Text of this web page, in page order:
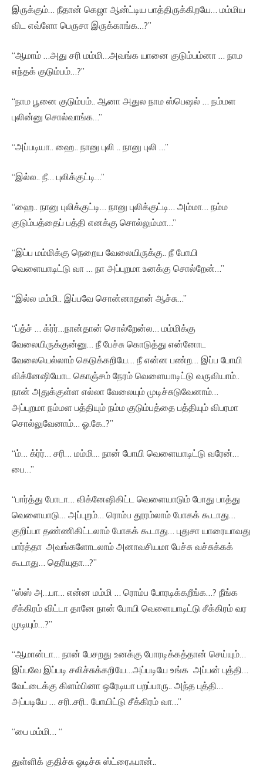
இருக்கும்… நீதான் கெஜா ஆன்ட்டிய பாத்திருக்கிறயே… மம்மிய
விட எவ்ளோ பெருசா இருக்காங்க…?”
“ஆமாம் …அது சரி மம்மி…அவங்க யானை குடும்பம்னா … நாம
எந்தக் குடும்பம்…?”
“நாம பூனை குடும்பம்.. ஆனா அதுல நாம ஸ்பெஷல் … நம்மள
புலின்னு சொல்வாங்க…”
“அப்படியா.. ஹை.. நானு புலி .. நானு புலி …”
“இல்ல.. நீ… புலிக்குட்டி…”
“ஹை.. நானு புலிக்குட்டி… நானு புலிக்குட்டி… அம்மா… நம்ம
குடும்பத்தைப் பத்தி எனக்கு சொல்லும்மா…”
“இப்ப மம்மிக்கு நெறைய வேலையிருக்கு.. நீ போயி
வெளையாடிட்டு வா … நா அப்புறமா உனக்கு சொல்றேன்…”
“இல்ல மம்மி.. இப்பவே சொன்னாதான் ஆச்சு…”
“ப்த்ச் … க்ர்ர்…நான்தான் சொல்றேன்ல… மம்மிக்கு
வேலையிருக்குன்னு… நீ பேச்சு கொடுத்து என்னோட
வேலையெல்லாம் கெடுக்கறியே… நீ என்ன பண்ற… இப்ப போயி
விக்னேஷியோட கொஞ்சம் நேரம் வெளையாடிட்டு வருவியாம்..
நான் அதுக்குள்ள எல்லா வேலையும் முடிச்சுடுவேனாம்…
அப்புறமா நம்மள பத்தியும் நம்ம குடும்பத்தை பத்தியும் விபரமா
சொல்லுவேனாம்… ஓ.கே..?”
“ம்… க்ர்ர்… சரி… மம்மி… நான் போயி வெளையாடிட்டு வரேன்…
பை…”
“பார்த்து போடா… விக்னேஷிகிட்ட வெளையாடும் போது பாத்து
வெளையாடு… அப்புறம்… ரொம்ப தூரம்லாம் போகக் கூடாது…
குறிப்பா தண்ணிகிட்டலாம் போகக் கூடாது… புதுசா யாரையாவது
பார்த்தா அவங்களோடலாம் அனாவசியமா பேச்சு வச்சுக்கக்
கூடாது… தெரியுதா…?”
“ஸ்ஸ் அ…பா… என்ன மம்மி … ரொம்ப போரடிக்கறீங்க…? நீங்க
சீக்கிரம் விட்டா தானே நான் போயி வெளையாடிட்டு சீக்கிரம் வர
முடியும்…?”
“ஆமான்டா… நான் பேசறது உனக்கு போரடிக்கத்தான் செய்யும்…
இப்பவே இப்படி சலிச்சுக்கறியே…அப்படியே உங்க அப்பன் புத்தி…
வேட்டைக்கு கிளம்பினா ஒரேடியா பறப்பாரு.. அந்த புத்தி…
அப்படியே … சரி..சரி.. போயிட்டு சீக்கிரம் வா…”
“பை மம்மி… “
துள்ளிக் குதிச்சு ஓடிச்சு ஸ்ட்ரைஃபான்..